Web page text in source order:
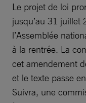
Le projet de loi
jusqu’au 31 juillet
l’Assemblée
à la rentrée. La
cet amendement
et le texte passe
Suivra, une